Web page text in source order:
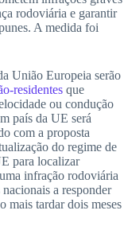
rodoviária e garantir
A medida foi
União Europeia serão
residentes que
ou condução
país da UE será
com a proposta
do regime de
para localizar
infração rodoviária
a responder
mais tardar dois meses